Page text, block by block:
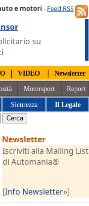
e motori - Feed RSS
su
| VIDEO | Newsletter
Motorsport Report
Sicurezza Il Legale
Newsletter
Iscriviti alla Mailing List
di Automania®
[Info Newsletter»]